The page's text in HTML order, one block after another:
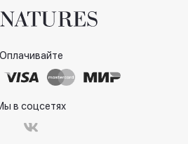
Оплачивайте
в соцсетях